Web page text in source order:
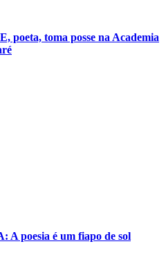
toma posse na Academia
A poesia é um fiapo de sol